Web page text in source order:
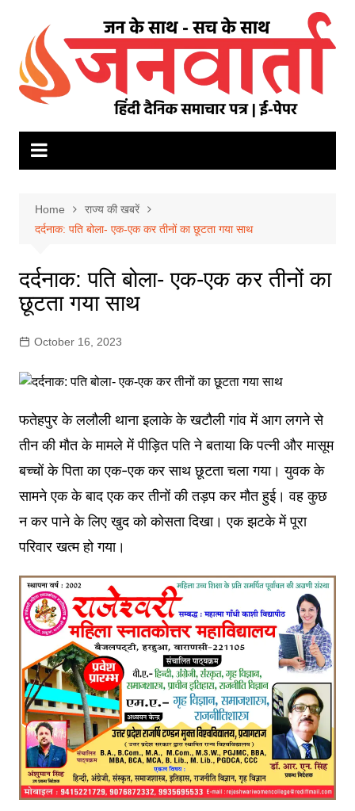
content
Home
राज्य की खबरें
दर्दनाक: पति बोला- एक-एक कर तीनों का छूटता गया साथ
दर्दनाक: पति बोला- एक-एक कर तीनों का
छूटता गया साथ
October 16, 2023
फतेहपुर के ललौली थाना इलाके के खटौली गांव में आग लगने से
तीन की मौत के मामले में पीड़ित पति ने बताया कि पत्नी और मासूम
बच्चों के पिता का एक-एक कर साथ छूटता चला गया। युवक के
सामने एक के बाद एक कर तीनों की तड़प कर मौत हुई। वह कुछ
न कर पाने के लिए खुद को कोसता दिखा। एक झटके में पूरा
परिवार खत्म हो गया।